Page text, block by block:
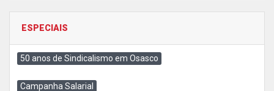
ESPECIAIS
50 anos de Sindicalismo em Osasco
Campanha Salarial